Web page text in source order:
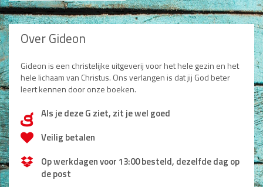
Non-Fictie
Alle producten
Koopjes
Bestellen en retourneren
Sprekers
Challenge Liefdevol Ouderschap
Over Gideon
Gideon is een christelijke uitgeverij voor het hele gezin en het
hele lichaam van Christus. Ons verlangen is dat jij God beter
leert kennen door onze boeken.
dAls je deze G ziet, zit je wel goed
Veilig betalen
Op werkdagen voor 13:00 besteld, dezelfde dag op
de post